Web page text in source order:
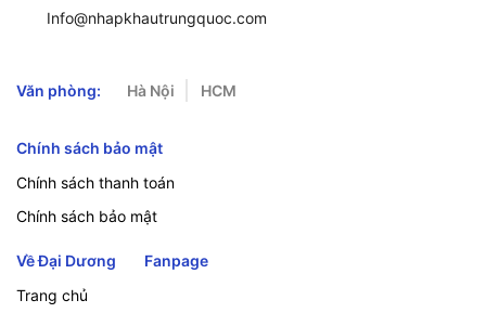
Info@nhapkhautrungquoc.com
Văn phòng: Hà Nội HCM
Chính sách bảo mật
Chính sách thanh toán
Chính sách bảo mật
Về Đại Dương
Trang chủ
Fanpage